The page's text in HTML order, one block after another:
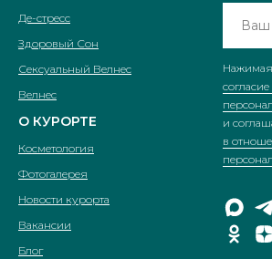
Де-стресс
Здоровый Сон
Сексуальный Велнес
Велнес
О КУРОРТЕ
Косметология
Фотогалерея
Новости курорта
Вакансии
Блог
Нажимая
и
в